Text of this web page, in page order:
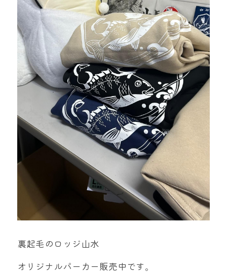
裏起毛のロッジ山水
オリジナルパーカー販売中です。